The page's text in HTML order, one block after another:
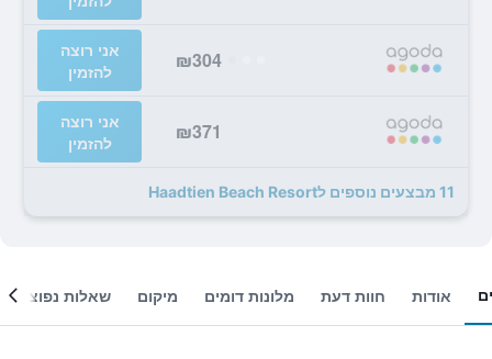
₪304
אני רוצה
להזמין
₪371
אני רוצה
להזמין
11 מבצעים נוספים לHaadtien Beach Resort
אודות חוות דעת מלונות דומים מיקום שאלות נפוצות